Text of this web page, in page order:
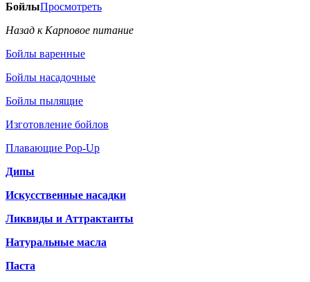
БойлыПросмотреть
Назад к Карповое питание
Бойлы варенные
Бойлы насадочные
Бойлы пылящие
Изготовление бойлов
Плавающие Pop-Up
Дипы
Искусственные насадки
Ликвиды и Аттрактанты
Натуральные масла
Паста